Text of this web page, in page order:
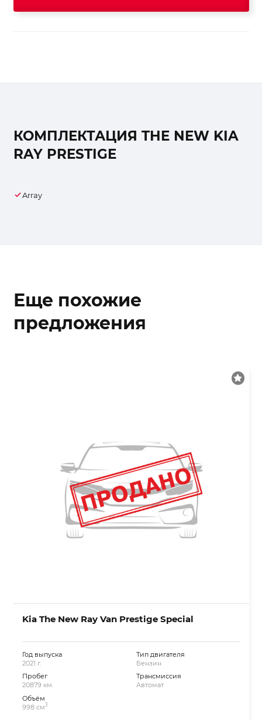
КОМПЛЕКТАЦИЯ THE NEW KIA
RAY PRESTIGE
Array
Еще похожие
предложения
Kia The New Ray Van Prestige Special
Год выпуска
2021 г.
Пробег
20879 км.
Объём
998 см3
Тип двигателя
Бензин
Трансмиссия
Автомат